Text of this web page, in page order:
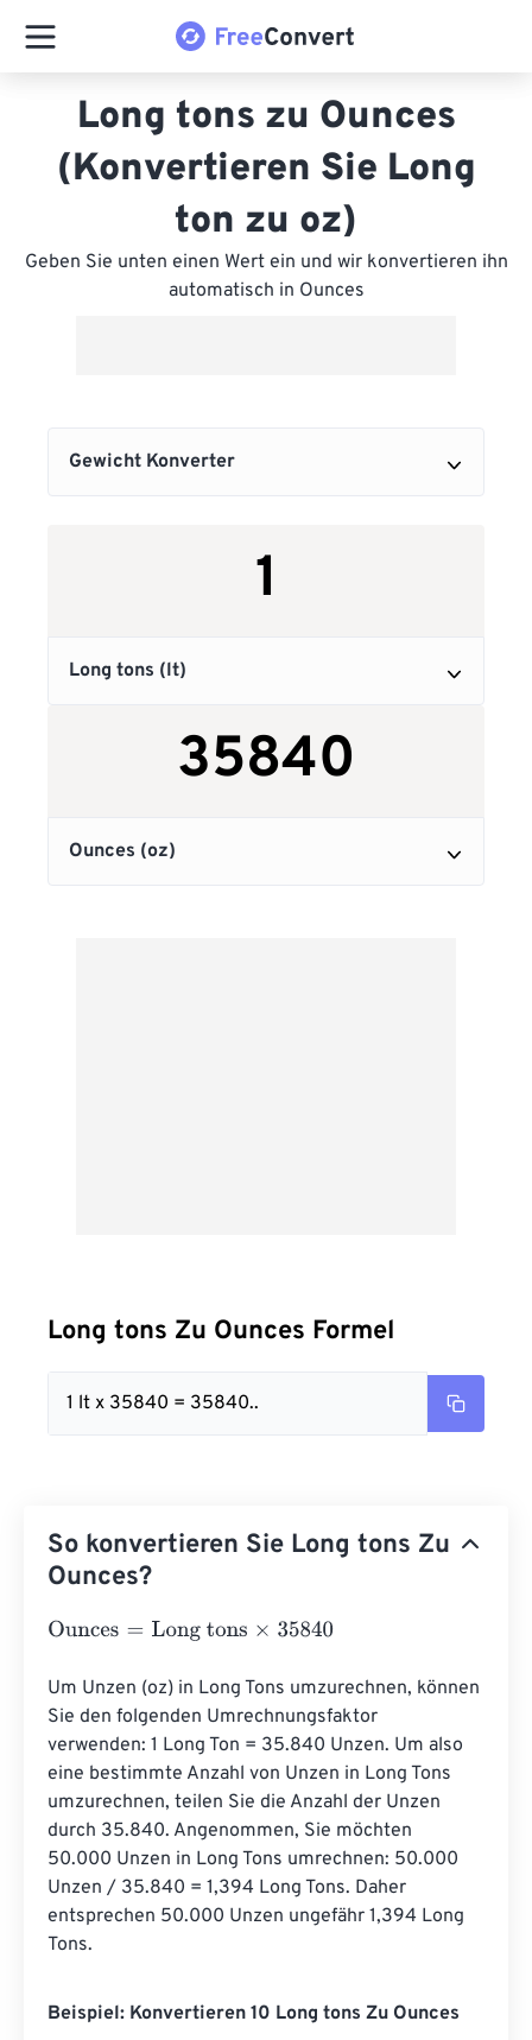
Long tons zu Ounces
(Konvertieren Sie Long
ton zu oz)
Geben Sie unten einen Wert ein und wir konvertieren ihn
automatisch in Ounces
Long tons Zu Ounces Formel
1 lt x 35840 = 35840..
So konvertieren Sie Long tons Zu
Ounces?
Ounces= Long tons×35840
Um Unzen (oz) in Long Tons umzurechnen, können
Sie den folgenden Umrechnungsfaktor
verwenden: 1 Long Ton = 35.840 Unzen. Um also
eine bestimmte Anzahl von Unzen in Long Tons
umzurechnen, teilen Sie die Anzahl der Unzen
durch 35.840. Angenommen, Sie möchten
50.000 Unzen in Long Tons umrechnen: 50.000
Unzen / 35.840 = 1,394 Long Tons. Daher
entsprechen 50.000 Unzen ungefähr 1,394 Long
Tons.
Beispiel: Konvertieren 10 Long tons Zu Ounces